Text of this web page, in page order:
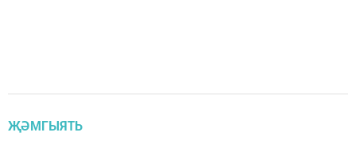
ҖӘМГЫЯТЬ